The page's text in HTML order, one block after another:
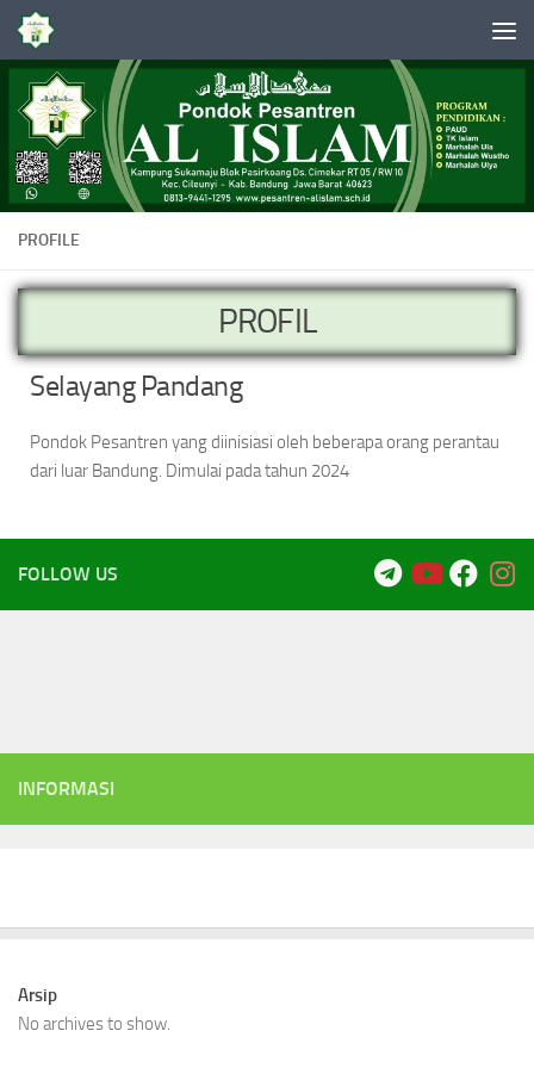
Skip to content
PROFILE
PROFIL
Selayang Pandang
Pondok Pesantren yang diinisiasi oleh beberapa orang perantau
dari luar Bandung. Dimulai pada tahun 2024
FOLLOW US
INFORMASI
Arsip
No archives to show.